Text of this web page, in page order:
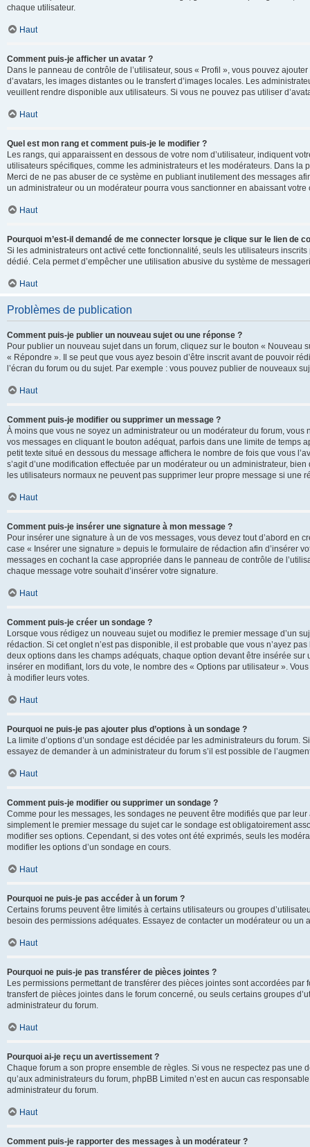
chaque utilisateur.
Haut
Comment puis-je afficher un avatar ?
Dans le panneau de contrôle de l’utilisateur, sous « Profil », vous pouvez
d’avatars, les images distantes ou le transfert d’images locales. Les
veuillent rendre disponible aux utilisateurs. Si vous ne pouvez pas utiliser
Haut
Quel est mon rang et comment puis-je le modifier ?
Les rangs, qui apparaissent en dessous de votre nom d’utilisateur, indiquent
utilisateurs spécifiques, comme les administrateurs et les modérateurs. Dans
Merci de ne pas abuser de ce système en publiant inutilement des messages
un administrateur ou un modérateur pourra vous sanctionner en abaissant votre
Haut
Pourquoi m’est-il demandé de me connecter lorsque je clique sur le lien de
Si les administrateurs ont activé cette fonctionnalité, seuls les utilisateurs
dédié. Cela permet d’empêcher une utilisation abusive du système de
Haut
Problèmes de publication
Comment puis-je publier un nouveau sujet ou une réponse ?
Pour publier un nouveau sujet dans un forum, cliquez sur le bouton «
« Répondre ». Il se peut que vous ayez besoin d’être inscrit avant de pouvoir
l’écran du forum ou du sujet. Par exemple : vous pouvez publier de nouveaux
Haut
Comment puis-je modifier ou supprimer un message ?
À moins que vous ne soyez un administrateur ou un modérateur du forum,
vos messages en cliquant le bouton adéquat, parfois dans une limite de temps
petit texte situé en dessous du message affichera le nombre de fois que vous
s’agit d’une modification effectuée par un modérateur ou un administrateur,
les utilisateurs normaux ne peuvent pas supprimer leur propre message si une
Haut
Comment puis-je insérer une signature à mon message ?
Pour insérer une signature à un de vos messages, vous devez tout d’abord en
case « Insérer une signature » depuis le formulaire de rédaction afin d’insérer
messages en cochant la case appropriée dans le panneau de contrôle de
chaque message votre souhait d’insérer votre signature.
Haut
Comment puis-je créer un sondage ?
Lorsque vous rédigez un nouveau sujet ou modifiez le premier message d’un
rédaction. Si cet onglet n’est pas disponible, il est probable que vous n’ayez
deux options dans les champs adéquats, chaque option devant être insérée
insérer en modifiant, lors du vote, le nombre des « Options par utilisateur ».
à modifier leurs votes.
Haut
Pourquoi ne puis-je pas ajouter plus d’options à un sondage ?
La limite d’options d’un sondage est décidée par les administrateurs du
essayez de demander à un administrateur du forum s’il est possible de
Haut
Comment puis-je modifier ou supprimer un sondage ?
Comme pour les messages, les sondages ne peuvent être modifiés que par
simplement le premier message du sujet car le sondage est obligatoirement
modifier ses options. Cependant, si des votes ont été exprimés, seuls les
modifier les options d’un sondage en cours.
Haut
Pourquoi ne puis-je pas accéder à un forum ?
Certains forums peuvent être limités à certains utilisateurs ou groupes
besoin des permissions adéquates. Essayez de contacter un modérateur ou
Haut
Pourquoi ne puis-je pas transférer de pièces jointes ?
Les permissions permettant de transférer des pièces jointes sont accordées
transfert de pièces jointes dans le forum concerné, ou seuls certains groupes
administrateur du forum.
Haut
Pourquoi ai-je reçu un avertissement ?
Chaque forum a son propre ensemble de règles. Si vous ne respectez pas une
qu’aux administrateurs du forum, phpBB Limited n’est en aucun cas
administrateur du forum.
Haut
Comment puis-je rapporter des messages à un modérateur ?